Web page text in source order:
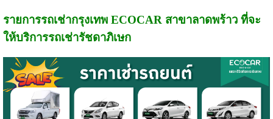
รายการรถเช่ากรุงเทพ ECOCAR สาขาลาดพร้าว ที่จะ
ให้บริการรถเช่ารัชดาภิเษก